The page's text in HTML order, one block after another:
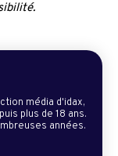
média d'idax,
plus de 18 ans.
années.